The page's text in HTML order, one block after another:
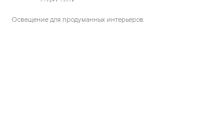
Освещение для продуманных интерьеров.